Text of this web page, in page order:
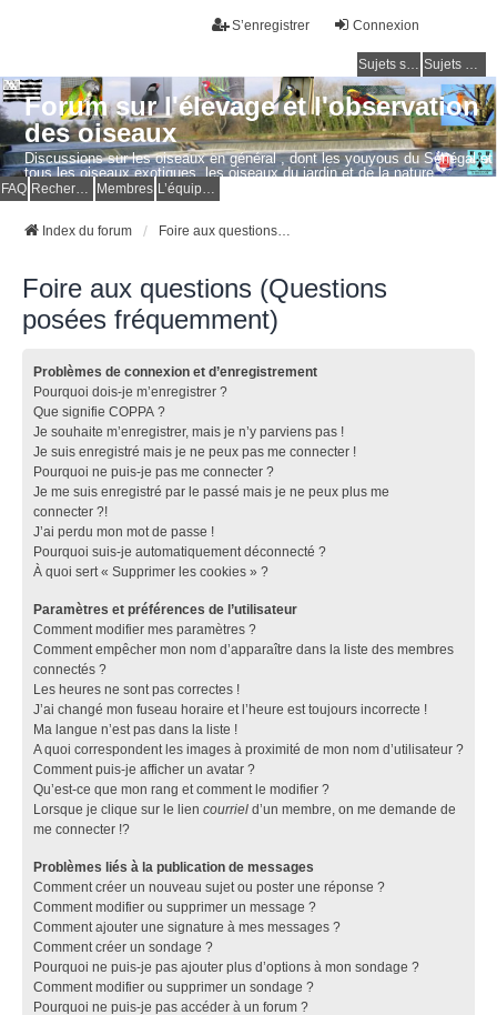
Connexion
S’enregistrer
Sujets sans réponse Sujets actifs
Forum sur l'élevage et l'observation
des oiseaux
Discussions sur les oiseaux en général , dont les youyous du Sénégal et
tous les oiseaux exotiques, les oiseaux du jardin et de la nature.
Questions, photos, expériences.
FAQ Membres
Index du forum
Foire aux questions (Questions
posées fréquemment)
Problèmes de connexion et d’enregistrement
Pourquoi dois-je m’enregistrer ?
Que signifie COPPA ?
Je souhaite m’enregistrer, mais je n’y parviens pas !
Je suis enregistré mais je ne peux pas me connecter !
Pourquoi ne puis-je pas me connecter ?
Je me suis enregistré par le passé mais je ne peux plus me
connecter ?!
J’ai perdu mon mot de passe !
Pourquoi suis-je automatiquement déconnecté ?
À quoi sert « Supprimer les cookies » ?
Paramètres et préférences de l’utilisateur
Comment modifier mes paramètres ?
Comment empêcher mon nom d’apparaître dans la liste des membres
connectés ?
Les heures ne sont pas correctes !
J’ai changé mon fuseau horaire et l’heure est toujours incorrecte !
Ma langue n’est pas dans la liste !
A quoi correspondent les images à proximité de mon nom d’utilisateur ?
Comment puis-je afficher un avatar ?
Qu’est-ce que mon rang et comment le modifier ?
Lorsque je clique sur le lien courriel d’un membre, on me demande de
me connecter !?
Problèmes liés à la publication de messages
Comment créer un nouveau sujet ou poster une réponse ?
Comment modifier ou supprimer un message ?
Comment ajouter une signature à mes messages ?
Comment créer un sondage ?
Pourquoi ne puis-je pas ajouter plus d’options à mon sondage ?
Comment modifier ou supprimer un sondage ?
Pourquoi ne puis-je pas accéder à un forum ?